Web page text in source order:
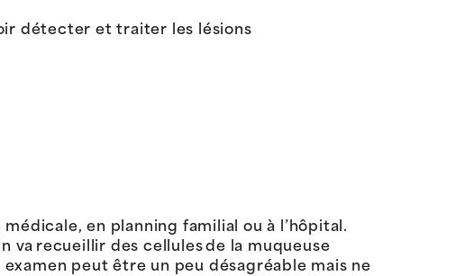
détecter et traiter les lésions
en planning familial ou à l’hôpital.
va recueillir des cellules de la muqueuse
peut être un peu désagréable mais ne